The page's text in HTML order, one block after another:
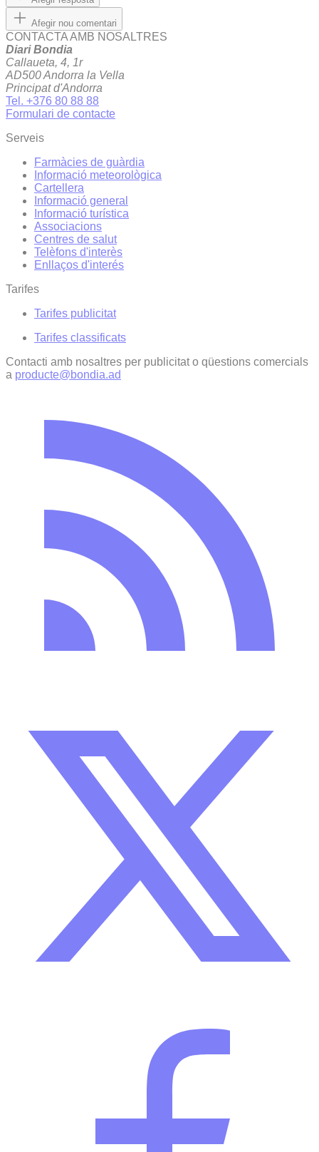
Afegir nou comentari
CONTACTA AMB NOSALTRES
Diari Bondia
Callaueta, 4, 1r
AD500 Andorra la Vella
Principat d'Andorra
Tel. +376 80 88 88
Formulari de contacte
Serveis
Farmàcies de guàrdia
Informació meteorològica
Cartellera
Informació general
Informació turística
Associacions
Centres de salut
Telèfons d'interès
Enllaços d'interés
Tarifes
Tarifes publicitat
Tarifes classificats
Contacti amb nosaltres per publicitat o qüestions comercials
a producte@bondia.ad